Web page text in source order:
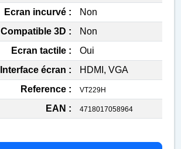
Ecran incurvé :
Non
Compatible 3D :
Non
Ecran tactile :
Oui
Interface écran :
HDMI, VGA
Reference :
VT229H
EAN : 4718017058964